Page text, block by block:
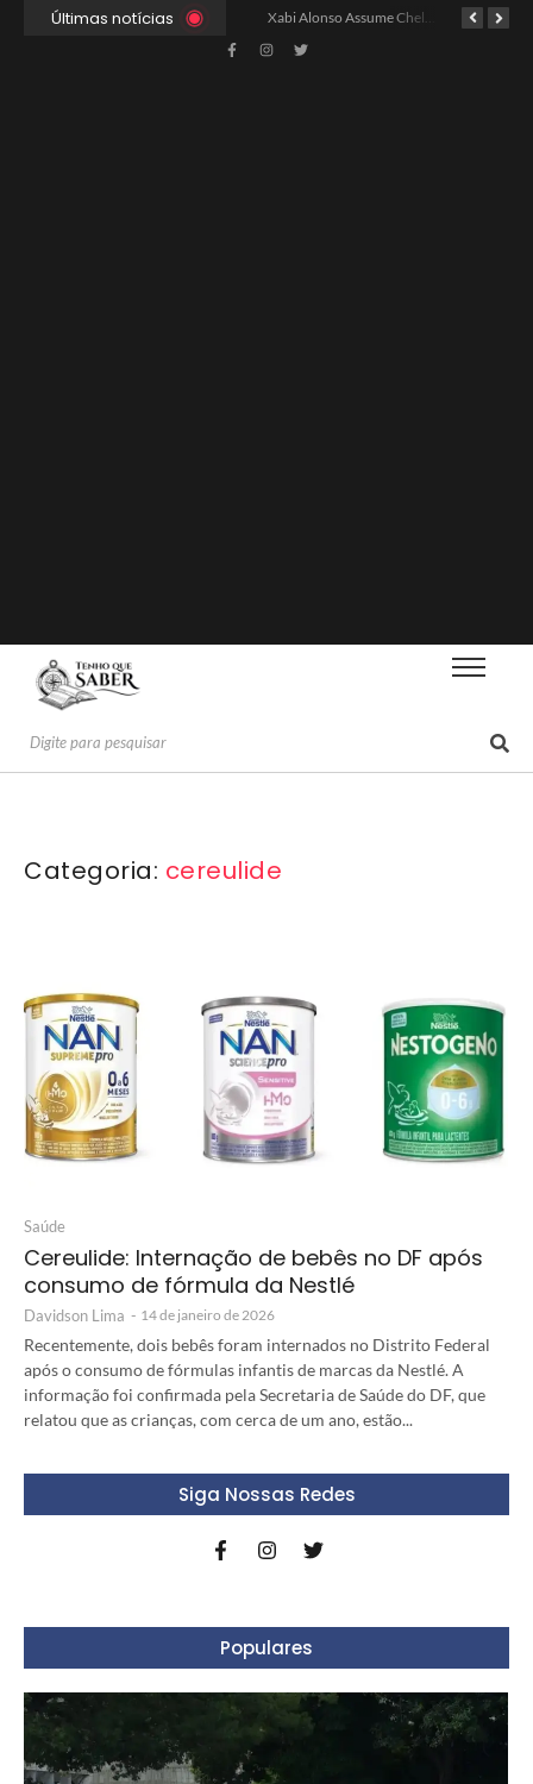
Últimas notíciasAncelotti Avalia Elenco Final para Convocação da Copa Xabi Alonso Assume Chelsea: Nova Estratégia Gerencial e Contrato Até 2030
Categoria: cereulide
Saúde
Cereulide: Internação de bebês no DF após
consumo de fórmula da Nestlé
Davidson Lima - 14 de janeiro de 2026
Recentemente, dois bebês foram internados no Distrito Federal
após o consumo de fórmulas infantis de marcas da Nestlé. A
informação foi confirmada pela Secretaria de Saúde do DF, que
relatou que as crianças, com cerca de um ano, estão...
Siga Nossas Redes
Populares